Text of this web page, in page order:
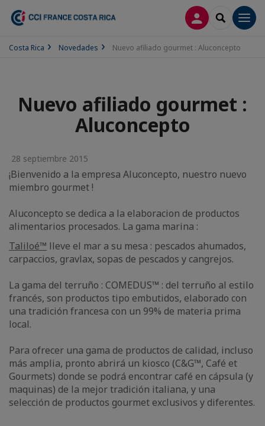
CONECTARSE
SEARCH
Costa Rica Novedades Nuevo afiliado gourmet : Aluconcepto
Nuevo afiliado gourmet :
Aluconcepto
28 septiembre 2015
¡Bienvenido a la empresa Aluconcepto, nuestro nuevo
miembro gourmet !
Aluconcepto se dedica a la elaboracion de productos
alimentarios procesados. La gama marina :
Taliloé™ lleve el mar a su mesa : pescados ahumados,
carpaccios, gravlax, sopas de pescados y cangrejos.
La gama del terruño : COMEDUS™ : del terruño al estilo
francés, son productos tipo embutidos, elaborado con
una tradición francesa con un 99% de materia prima
local.
Para ofrecer una gama de productos de calidad, incluso
más amplia, pronto abrirá un kiosco (C&G™, Café et
Gourmets) donde se podrá encontrar café en cápsula (y
maquinas) de la mejor tradición italiana, y una
selección de productos gourmet exclusivos y diferentes.